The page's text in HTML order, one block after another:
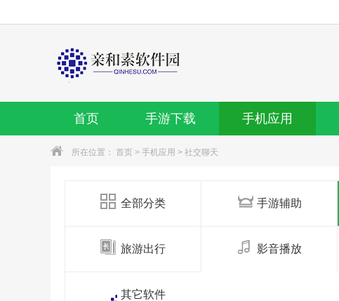
首页 手游下载 手机应用
所在位置： 首页 > 手机应用 > 社交聊天
全部分类 手游辅助
旅游出行 影音播放
其它软件